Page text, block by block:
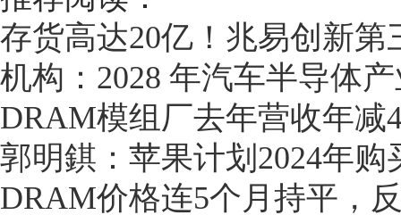
存货高达20亿！兆易创新
机构：2028 年汽车半导体
DRAM模组厂去年营收年减
郭明錤：苹果计划2024年
DRAM价格连5个月持平，